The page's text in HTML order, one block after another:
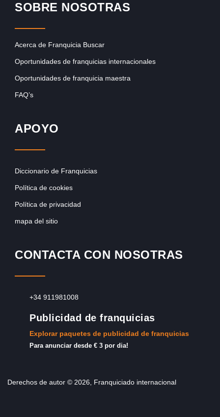
SOBRE NOSOTRAS
Acerca de Franquicia Buscar
Oportunidades de franquicias internacionales
Oportunidades de franquicia maestra
FAQ’s
APOYO
Diccionario de Franquicias
Política de cookies
Política de privacidad
mapa del sitio
CONTACTA CON NOSOTRAS
+34 911981008
Publicidad de franquicias
Explorar paquetes de publicidad de franquicias
Para anunciar desde € 3 por dia!
Derechos de autor © 2026, Franquiciado internacional